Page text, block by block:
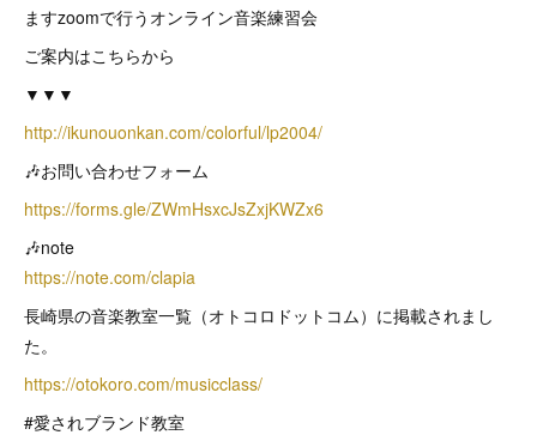
ますzoomで行うオンライン音楽練習会
ご案内はこちらから
▼▼▼
http://ikunouonkan.com/colorful/lp2004/
🎶お問い合わせフォーム
https://forms.gle/ZWmHsxcJsZxjKWZx6
🎶note
https://note.com/clapia
長崎県の音楽教室一覧（オトコロドットコム）に掲載されまし
た。
https://otokoro.com/musicclass/
#愛されブランド教室